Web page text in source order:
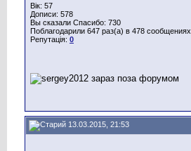
Вік: 57
Дописи: 578
Вы сказали Спасибо: 730
Поблагодарили 647 раз(а) в 478 сообщениях
Репутація: 0
13.03.2015, 21:53